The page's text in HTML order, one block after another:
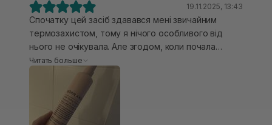
19.11.2025, 13:43
Спочатку цей засіб здавався мені звичайним
термозахистом, тому я нічого особливого від
нього не очікувала. Але згодом, коли почала
наносити його на вологе або сухе волосся перед
використанням стайлера, помітила, що він ніби
додає волоссю вуальності та об’ємності. Волосся
не пушиться, а сама структура стає більш чіткою,
ніби після сухого шампуню-пудри. Мені дуже
Читать больше